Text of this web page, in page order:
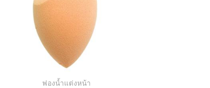
ฟองน้ำแต่งหน้า